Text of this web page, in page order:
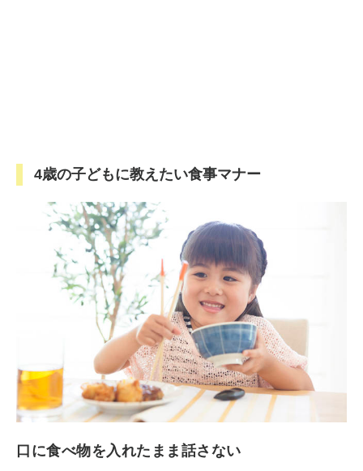
4歳の子どもに教えたい食事マナー
口に食べ物を入れたまま話さない